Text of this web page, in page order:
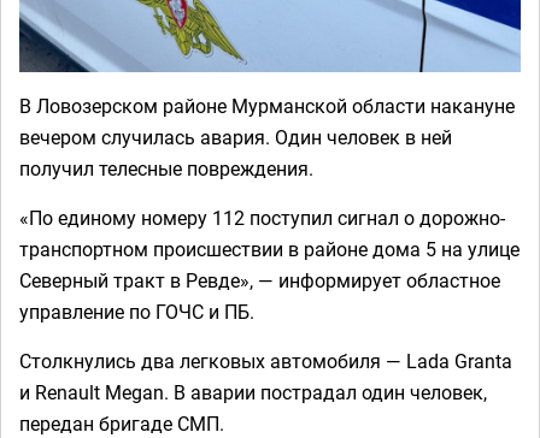
В Ловозерском районе Мурманской области накануне
вечером случилась авария. Один человек в ней
получил телесные повреждения.
«По единому номеру 112 поступил сигнал о дорожно-
транспортном происшествии в районе дома 5 на улице
Северный тракт в Ревде», — информирует областное
управление по ГОЧС и ПБ.
Столкнулись два легковых автомобиля — Lada Granta
и Renault Megan. В аварии пострадал один человек,
передан бригаде СМП.